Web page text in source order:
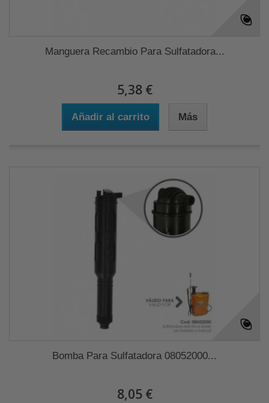
Manguera Recambio Para Sulfatadora...
5,38 €
Añadir al carrito Más
Bomba Para Sulfatadora 08052000...
8,05 €